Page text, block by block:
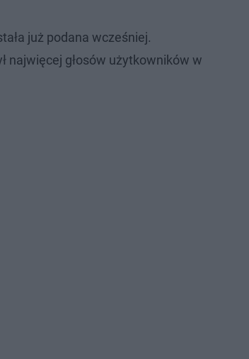
już podana wcześniej.
najwięcej głosów użytkowników w